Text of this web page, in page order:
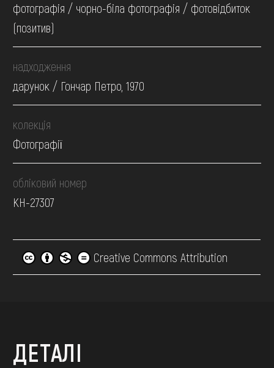
фотографія / чорно-біла фотографія / фотовідбиток
(позитив)
надходження
дарунок / Гончар Петро, 1970
колекція
Фотографії
обліковий номер
КН-27307
Creative Commons Attribution
ДЕТАЛІ